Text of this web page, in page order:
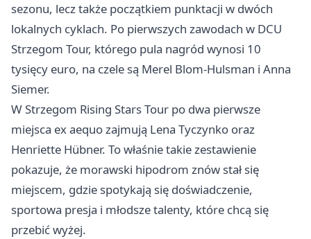
sezonu, lecz także początkiem punktacji w dwóch
lokalnych cyklach. Po pierwszych zawodach w DCU
Strzegom Tour, którego pula nagród wynosi 10
tysięcy euro, na czele są Merel Blom-Hulsman i Anna
Siemer.
W Strzegom Rising Stars Tour po dwa pierwsze
miejsca ex aequo zajmują Lena Tyczynko oraz
Henriette Hübner. To właśnie takie zestawienie
pokazuje, że morawski hipodrom znów stał się
miejscem, gdzie spotykają się doświadczenie,
sportowa presja i młodsze talenty, które chcą się
przebić wyżej.